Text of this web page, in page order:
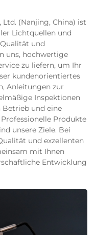
(Nanjing, China) ist
Lichtquellen und
und
uns, hochwertige
zu liefern, um Ihr
kundenorientiertes
Anleitungen zur
Inspektionen
und eine
Produkte
unsere Ziele. Bei
und exzellenten
mit Ihnen
Entwicklung